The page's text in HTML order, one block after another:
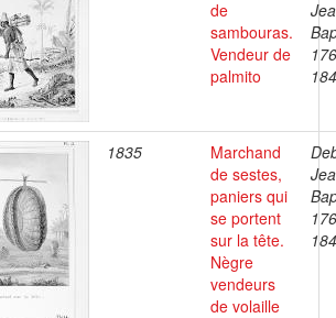
de
sambouras.
Vendeur de
palmito
1835
Marchand
de sestes,
paniers qui
se portent
sur la tête.
Nègre
vendeurs
de volaille